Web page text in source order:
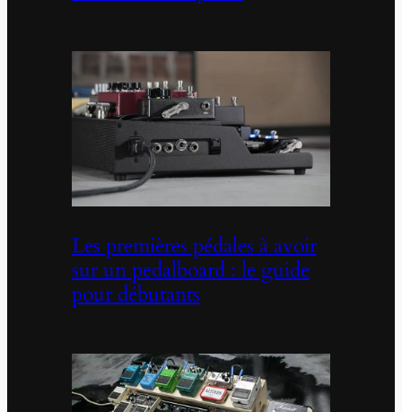
Les premières pédales à avoir
sur un pedalboard : le guide
pour débutants